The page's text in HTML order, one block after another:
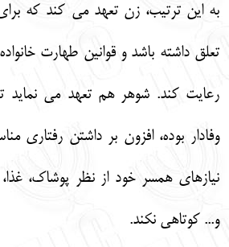
به اين ترتيب، زن تعهد مي كند كه
تعلق داشته باشد و قوانين طهارت
رعايت كند. شوهر هم تعهد مي نمايد
وفادار بوده، افزون بر داشتن رفتاري
نيازهاي همسر خود از نظر پوشاك، غذا،
و... كوتاهي نكند.